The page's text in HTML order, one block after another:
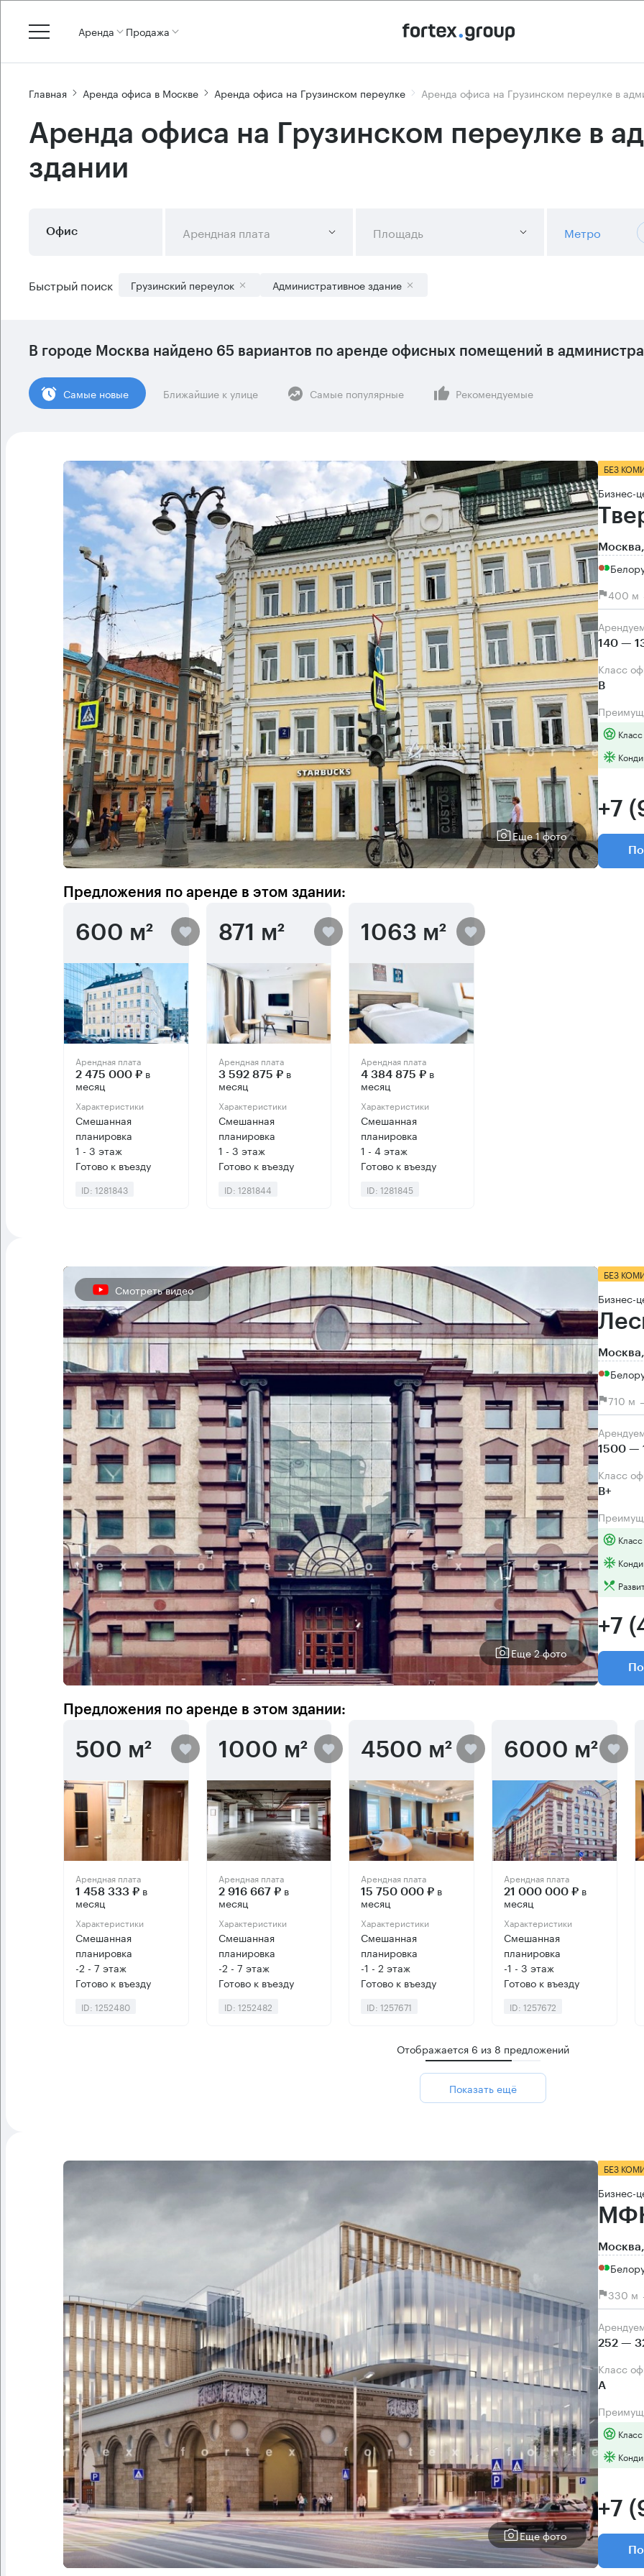
Аренда Продажа
Главная Аренда офиса в Москве Аренда офиса на Грузинском переулке Аренда офиса на Грузинском переулке в
Аренда офиса на Грузинском переулке в
здании
Офис Арендная плата Площадь Метро
Быстрый поиск Грузинский переулок Административное здание
В городе Москва найдено 65 вариантов по аренде офисных помещений в
Cамые новые Ближайшие к улице Самые популярные Рекомендуемые
Еще 1 фото
БЕЗ
Бизнес-
400 м
140 —
Класс
B
+7
Предложения по аренде в этом здании:
600 м²
Арендная плата
2 475 000 ₽ в
месяц
Характеристики
Смешанная
планировка
1 - 3 этаж
Готово к въезду
ID: 1281843
871 м²
Арендная плата
3 592 875 ₽в
месяц
Характеристики
Смешанная
планировка
1 - 3 этаж
Готово к въезду
ID: 1281844
1063 м²
Арендная плата
4 384 875 ₽ в
месяц
Характеристики
Смешанная
планировка
1 - 4 этаж
Готово к въезду
ID: 1281845
Смотреть видео
Еще 2 фото
БЕЗ
Бизнес-
710 м
1500 —
Класс
B+
+7
Предложения по аренде в этом здании:
500 м²
Арендная плата
1 458 333 ₽ в
месяц
Характеристики
Смешанная
планировка
-2 - 7 этаж
Готово к въезду
ID: 1252480
1000 м²
Арендная плата
2 916 667 ₽в
месяц
Характеристики
Смешанная
планировка
-2 - 7 этаж
Готово к въезду
ID: 1252482
4500 м²
Арендная плата
15 750 000 ₽ в
месяц
Характеристики
Смешанная
планировка
-1 - 2 этаж
Готово к въезду
ID: 1257671
6000 м²
Арендная плата
21 000 000 ₽в
месяц
Характеристики
Смешанная
планировка
-1 - 3 этаж
Готово к въезду
ID: 1257672
Отображается 6 из 8 предложений
Показать ещё
Еще фото
БЕЗ
Бизнес-
330 м
252 —
Класс
А
+7